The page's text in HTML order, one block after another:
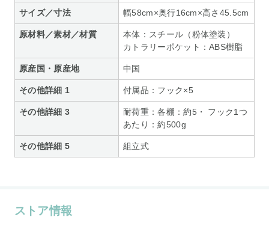
サイズ／寸法 幅58cm×奥行16cm×高さ45.5cm
原材料／素材／材質
本体：スチール（粉体塗装）
カトラリーポケット：ABS樹脂
原産国・原産地 中国
その他詳細 1 付属品：フック×5
その他詳細 3
耐荷重：各棚：約5・ フック1つ
あたり：約500g
その他詳細 5 組立式
ストア情報